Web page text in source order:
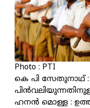
Photo : PTI
കെ പി സേതുനാഥ്
ഹനന്‍ മൊള്ള :